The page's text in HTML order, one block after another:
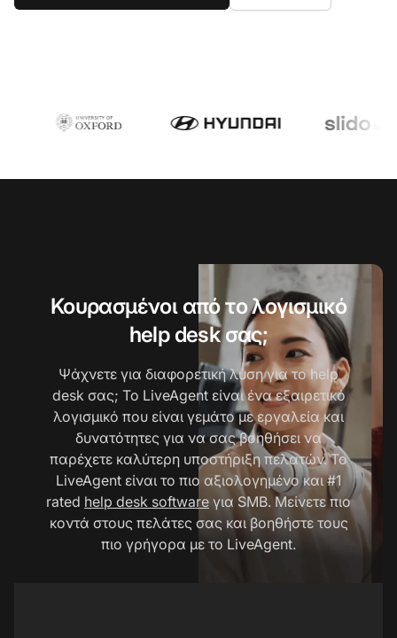
Κουρασμένοι από το λογισμικό
help desk σας;
Ψάχνετε για διαφορετική λύση για το help
desk σας; Το LiveAgent είναι ένα εξαιρετικό
λογισμικό που είναι γεμάτο με εργαλεία και
δυνατότητες για να σας βοηθήσει να
παρέχετε καλύτερη υποστήριξη πελατών. Το
LiveAgent είναι το πιο αξιολογημένο και #1
rated help desk software για SMB. Μείνετε πιο
κοντά στους πελάτες σας και βοηθήστε τους
πιο γρήγορα με το LiveAgent.